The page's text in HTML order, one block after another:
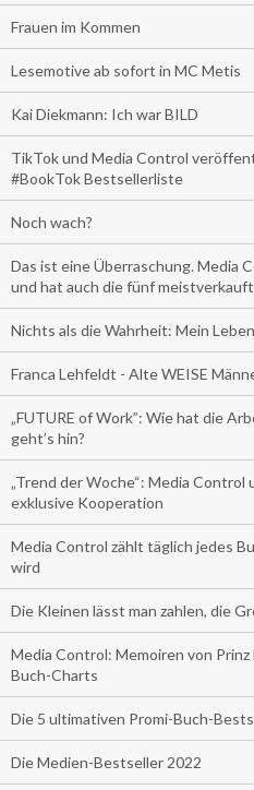
Frauen im Kommen
Lesemotive ab sofort in MC Metis
Kai Diekmann: Ich war BILD
TikTok und Media Control
#BookTok Bestsellerliste
Noch wach?
Das ist eine Überraschung. Media
und hat auch die fünf
Nichts als die Wahrheit: Mein
Franca Lehfeldt - Alte WEISE
„FUTURE of Work”: Wie hat die
geht’s hin?
„Trend der Woche“: Media
exklusive Kooperation
Media Control zählt täglich jedes
wird
Die Kleinen lässt man zahlen, die
Media Control: Memoiren von
Buch-Charts
Die 5 ultimativen Promi-Buch-
Die Medien-Bestseller 2022